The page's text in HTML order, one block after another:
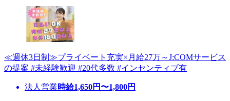
≪週休3日制≫プライベート充実×月給27万～J:COMサービス
の提案 #未経験歓迎 #20代多数 #インセンティブ有
法人営業時給1,650円〜1,800円